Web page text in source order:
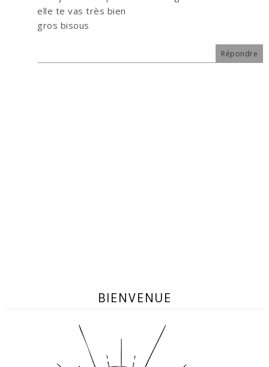
elle te vas très bien
gros bisous
Répondre
BIENVENUE